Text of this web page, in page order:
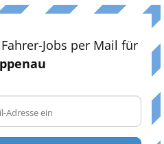
Jobs per Mail für